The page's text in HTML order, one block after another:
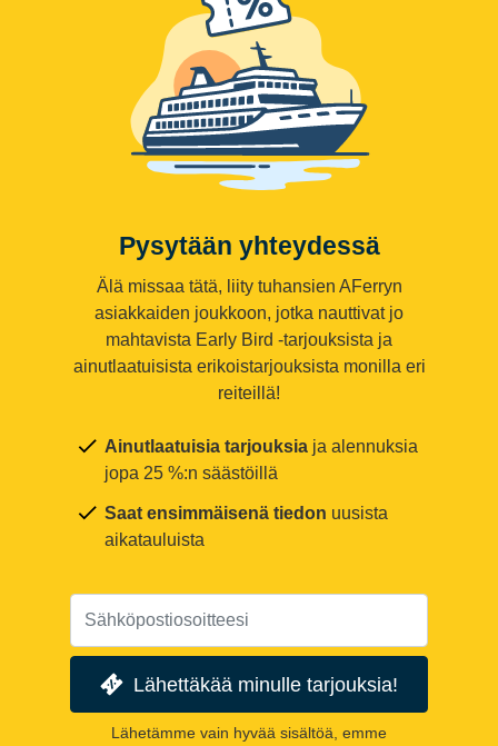
Pysytään yhteydessä
Älä missaa tätä, liity tuhansien AFerryn
asiakkaiden joukkoon, jotka nauttivat jo
mahtavista Early Bird -tarjouksista ja
ainutlaatuisista erikoistarjouksista monilla eri
reiteillä!
Ainutlaatuisia tarjouksia ja alennuksia
jopa 25 %:n säästöillä
Saat ensimmäisenä tiedon uusista
aikatauluista
Lähettäkää minulle tarjouksia!
Lähetämme vain hyvää sisältöä, emme